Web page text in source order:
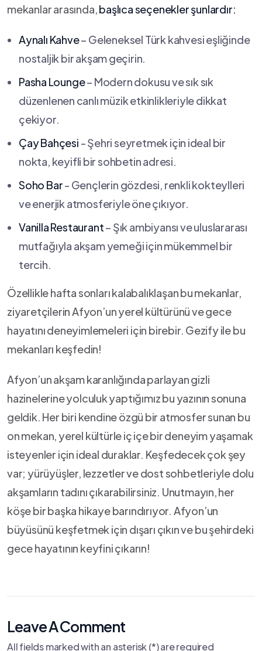
mekanlar arasında,‌başlıca seçenekler şunlardır:
Aynalı Kahve– Geleneksel Türk​ kahvesi eşliğinde
nostaljik bir akşam⁣ geçirin.
Pasha ⁢Lounge– Modern dokusu ve sık sık
düzenlenen⁢ canlı müzik etkinlikleriyle dikkat
çekiyor.
Çay Bahçesi -‌ Şehri seyretmek için⁣ ideal​ bir
nokta, keyifli ⁢bir‌ sohbetin adresi.
Soho Bar⁢- Gençlerin gözdesi, renkli kokteylleri
ve enerjik atmosferiyle öne çıkıyor.
Vanilla Restaurant– Şık ambiyansı ve ‌uluslararası⁢
mutfağıyla‌ akşam yemeği için mükemmel bir⁤
tercih.
Özellikle hafta sonları kalabalıklaşan bu⁢ mekanlar,
ziyaretçilerin Afyon’un yerel kültürünü ve gece‍
hayatını deneyimlemeleri için birebir.⁢ Gezify ile ​bu
mekanları ⁢keşfedin!
Afyon’un⁢ akşam karanlığında parlayan gizli
hazinelerine yolculuk⁢ yaptığımız bu yazının⁣ sonuna
geldik. Her biri ‌kendine ​özgü ⁢bir atmosfer sunan bu
on mekan, yerel kültürle⁤ iç içe⁣ bir deneyim ‍yaşamak
isteyenler için ‌ideal duraklar. Keşfedecek çok şey
var; yürüyüşler, lezzetler ⁢ve⁤ dost sohbetleriyle dolu
akşamların‍ tadını çıkarabilirsiniz. Unutmayın,⁢ her
köşe bir başka hikaye barındırıyor. Afyon’un
⁣büyüsünü keşfetmek‌ için dışarı çıkın ve‍ bu şehirdeki
gece hayatının keyfini çıkarın!
Leave A Comment
All fields marked with an asterisk (*) are required